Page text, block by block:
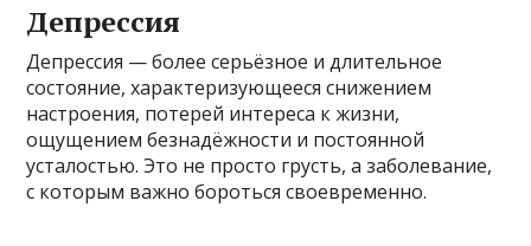
Депрессия
Депрессия — более серьёзное и длительное
состояние, характеризующееся снижением
настроения, потерей интереса к жизни,
ощущением безнадёжности и постоянной
усталостью. Это не просто грусть, а заболевание,
с которым важно бороться своевременно.